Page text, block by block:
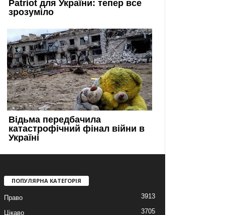
ПОПУЛЯРНА КАТЕГОРІЯ
Право 3913
Цікаво 3705